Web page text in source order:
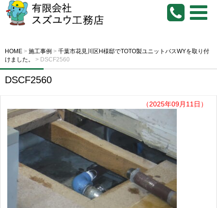
HOME > 施工事例 > 千葉市花見川区H様邸でTOTO製ユニットバスWYを取り付
けました。
> DSCF2560
DSCF2560
（2025年09月11日）